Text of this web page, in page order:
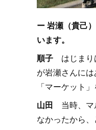
ー 岩瀬（貴己
います。
順子 はじまり
が岩瀬さんに
「マーケット
山田 当時、マ
なかったから